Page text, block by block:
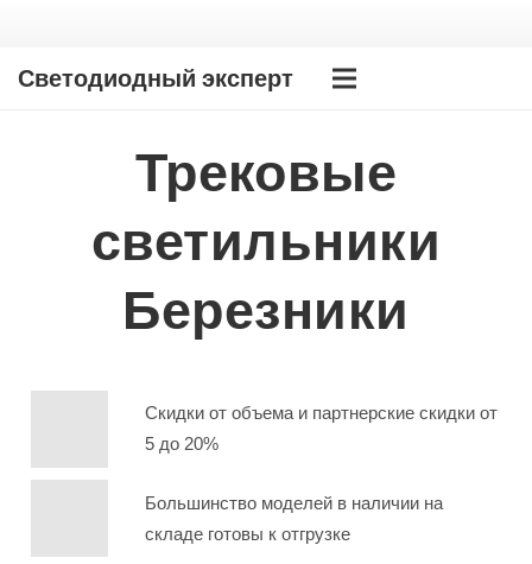
Светодиодный эксперт
Трековые
светильники
Березники
Скидки от объема и партнерские скидки от
5 до 20%
Большинство моделей в наличии на
складе готовы к отгрузке